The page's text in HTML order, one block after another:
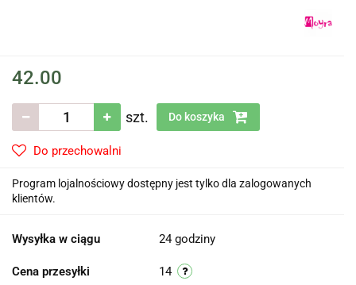
42.00
szt. Do koszyka
Do przechowalni
Program lojalnościowy dostępny jest tylko dla zalogowanych
klientów.
Wysyłka w ciągu 24 godziny
Cena przesyłki 14